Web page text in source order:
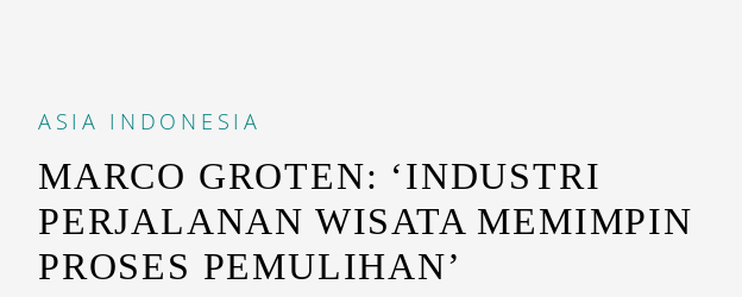
ASIA INDONESIA
MARCO GROTEN: ‘INDUSTRI
PERJALANAN WISATA MEMIMPIN
PROSES PEMULIHAN’